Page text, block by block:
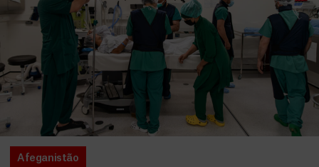
Afeganistão